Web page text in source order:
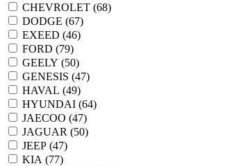
CHEVROLET (68)
DODGE (67)
EXEED (46)
FORD (79)
GEELY (50)
GENESIS (47)
HAVAL (49)
HYUNDAI (64)
JAECOO (47)
JAGUAR (50)
JEEP (47)
KIA (77)